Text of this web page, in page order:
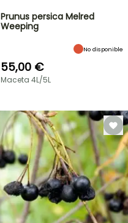
Prunus persica Melred
Weeping
No disponible
55,00 €
Maceta 4L/5L